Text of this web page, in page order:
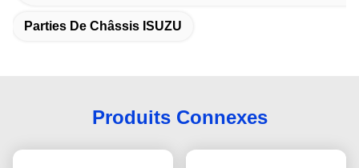
Parties De Châssis ISUZU
Produits Connexes